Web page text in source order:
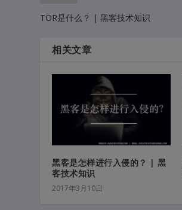
TOR是什么？ | 黑客技术知识
相关文章
黑客是怎样进行入侵的？ | 黑
客技术知识
2017年3月10日